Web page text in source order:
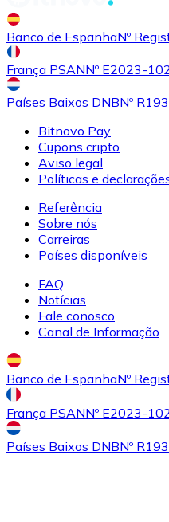
ComprarShiba Inucom
SHIB
ComprarUniswap
UNI
Comprar
ETC
Banco de EspanhaNº
França PSANNº E2023-
Países Baixos DNBNº
Bitnovo Pay
Cupons cripto
Aviso legal
Políticas e
Referência
Sobre nós
Carreiras
Países disponíveis
FAQ
Notícias
Fale conosco
Canal de Informação
Banco de EspanhaNº
França PSANNº E2023-
Países Baixos DNBNº